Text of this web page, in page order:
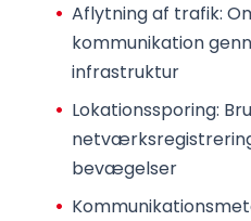
Aflytning af trafik:
kommunikation
infrastruktur
Lokationssporing:
bevægelser